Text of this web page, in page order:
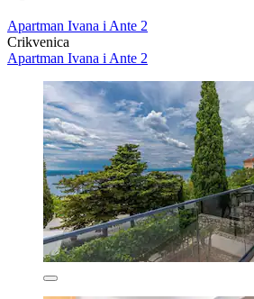
Apartman Ivana i Ante 2
Crikvenica
Apartman Ivana i Ante 2